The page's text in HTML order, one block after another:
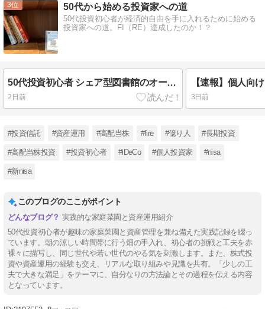
3 50代から始める投資家への道
50代投資初心者が経済的自由を手に入れるために始める
投資家への道。FI（RE）達成したのか！？
50代投資初心者 シェア型図書館のオーナーになった！
2日前 3日前
#投資信託 #資産運用 #高配当株 #fire #億り人 #長期投資
#高配当株投資 #投資初心者 #iDeCo #個人投資家 #nisa
#新nisa
このブログのここがポイント
実践的な家庭菜園と資産運用紹介
50代投資初心者が趣味の家庭菜園と資産管理を兼ね備えた実践記録を綴っ
ています。朝の涼しい時間帯に行う畑の手入れ、初心者の挑戦と工夫を赤
裸々に描写し、同じ世代や若い世代のやる気を刺激します。また、株式投
資や資産運用の経験も交え、リアルな取り組みや見識を共有。「少しの工
夫で大きな満足」をテーマに、自分なりの方法論とその過程を伝える内容
となっています。